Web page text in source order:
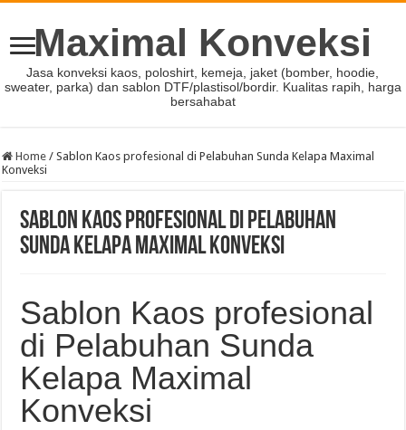
Maximal Konveksi
Jasa konveksi kaos, poloshirt, kemeja, jaket (bomber, hoodie,
sweater, parka) dan sablon DTF/plastisol/bordir. Kualitas rapih, harga
bersahabat
Home / Sablon Kaos profesional di Pelabuhan Sunda Kelapa Maximal
Konveksi
Sablon Kaos profesional di Pelabuhan
Sunda Kelapa Maximal Konveksi
Sablon Kaos profesional
di Pelabuhan Sunda
Kelapa Maximal
Konveksi